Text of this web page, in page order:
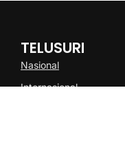
TELUSURI
Nasional
Internasional